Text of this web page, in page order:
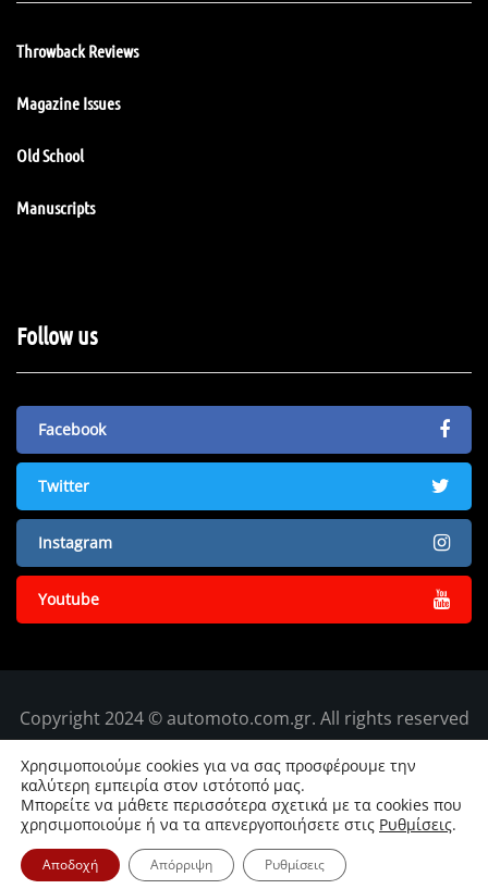
Throwback Reviews
Magazine Issues
Old School
Manuscripts
Follow us
Facebook
Twitter
Instagram
Youtube
Copyright 2024 © automoto.com.gr. All rights reserved
Χρησιμοποιούμε cookies για να σας προσφέρουμε την
καλύτερη εμπειρία στον ιστότοπό μας.
Μπορείτε να μάθετε περισσότερα σχετικά με τα cookies που
χρησιμοποιούμε ή να τα απενεργοποιήσετε στις Ρυθμίσεις.
Αποδοχή Απόρριψη Ρυθμίσεις